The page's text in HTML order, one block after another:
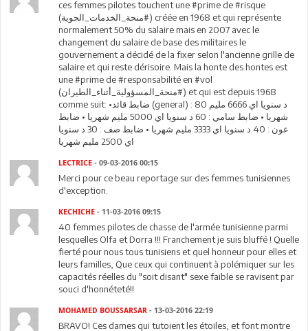
ces femmes pilotes touchent une ‪#‎prime‬ de ‪#‎risque‬
(‫#‏منحة_الخدمات_الجوية‬) créée en 1968 et qui représente
normalement 50% du salaire mais en 2007 avec le
changement du salaire de base des militaires le
gouvernement a décidé de la fixer selon l'ancienne grille de
salaire et qui reste dérisoire. Mais la honte des hontes est
une #prime de ‪#‎responsabilité‬ en ‪#‎vol‬
(‫#‏منحة_المسؤولية_أثناء_الطيران‬) et qui est depuis 1968
comme suit: •ضابط قائد (general) : 80 د سنويا اي 6666 مليم
شهريا • ضابط سامي : 60 د سنويا اي 5000 مليم شهريا • ضابط
عون : 40 د سنويا اي 3333 مليم شهريا • ضابط صف : 30 د سنويا
اي 2500 مليم شهريا
LECTRICE - 09-03-2016 00:15
Merci pour ce beau reportage sur des femmes tunisiennes
d'exception.
KECHICHE - 11-03-2016 09:15
40 femmes pilotes de chasse de l'armée tunisienne parmi
lesquelles Olfa et Dorra !!! Franchement je suis bluffé ! Quelle
fierté pour nous tous tunisiens et quel honneur pour elles et
leurs familles, Que ceux qui continuent à polémiquer sur les
capacités réelles du "soit disant" sexe faible se ravisent par
souci d'honnéteté!!
MOHAMED BOUSSARSAR - 13-03-2016 22:19
BRAVO! Ces dames qui tutoient les étoiles, et font montre